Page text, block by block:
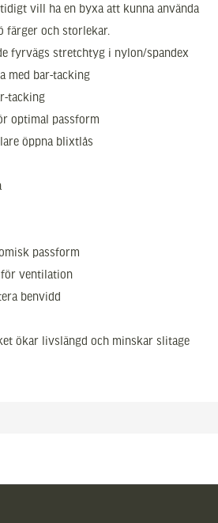
vill ha en byxa att kunna använda
färger och storlekar.
fyrvägs stretchtyg i nylon/spandex
med bar-tacking
tacking
optimal passform
öppna blixtlås
passform
för ventilation
benvidd
ökar livslängd och minskar slitage